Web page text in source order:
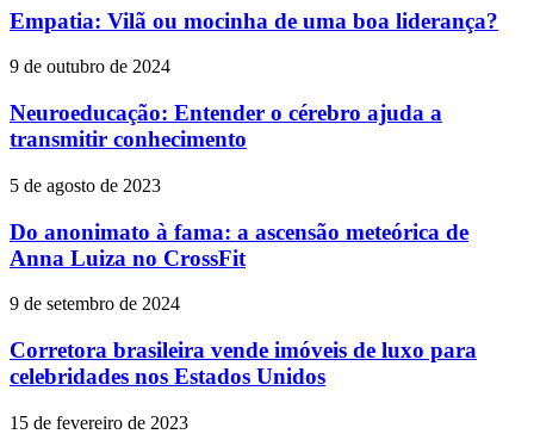
Empatia: Vilã ou mocinha de uma boa liderança?
9 de outubro de 2024
Neuroeducação: Entender o cérebro ajuda a
transmitir conhecimento
5 de agosto de 2023
Do anonimato à fama: a ascensão meteórica de
Anna Luiza no CrossFit
9 de setembro de 2024
Corretora brasileira vende imóveis de luxo para
celebridades nos Estados Unidos
15 de fevereiro de 2023